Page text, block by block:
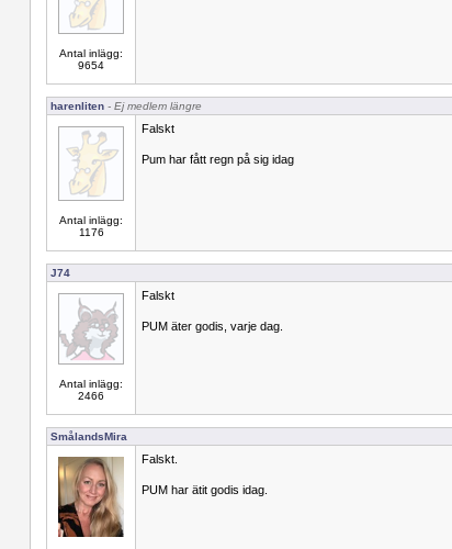
Antal inlägg:
9654
harenliten - Ej medlem längre
Antal inlägg:
1176
Falskt
Pum har fått regn på sig idag
J74
Antal inlägg:
2466
Falskt
PUM äter godis, varje dag.
SmålandsMira
Falskt.
PUM har ätit godis idag.